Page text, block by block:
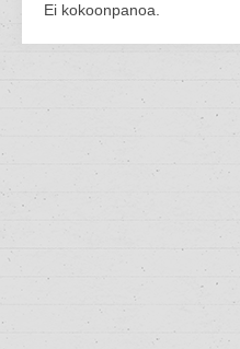
Ei kokoonpanoa.